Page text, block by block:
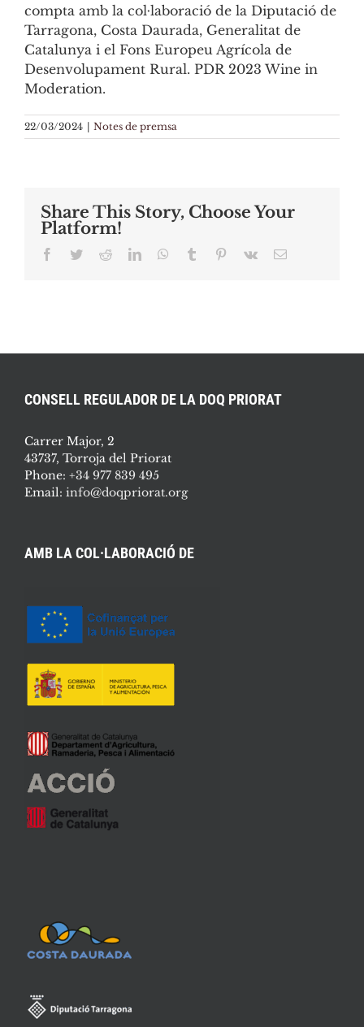
compta amb la col·laboració de la Diputació de
Tarragona, Costa Daurada, Generalitat de
Catalunya i el Fons Europeu Agrícola de
Desenvolupament Rural. PDR 2023 Wine in
Moderation.
22/03/2024 | Notes de premsa
Share This Story, Choose Your
Platform!
Facebook
TwitterRedditLinkedInWhatsApp
Tumblr Pinterest
Vk Email:
CONSELL REGULADOR DE LA DOQ PRIORAT
Carrer Major, 2
43737, Torroja del Priorat
Phone: +34 977 839 495
Email: info@doqpriorat.org
AMB LA COL·LABORACIÓ DE